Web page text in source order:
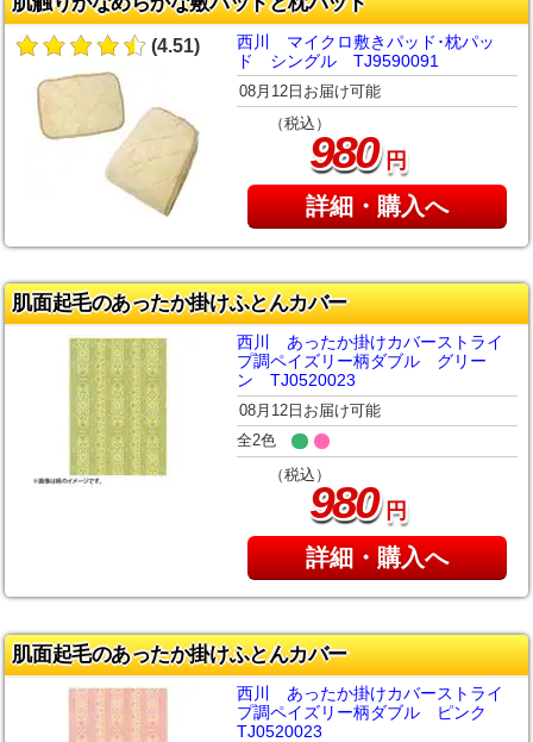
(4.51)
西川 マイクロ敷きパッド･枕パッ
ド シングル TJ9590091
08月12日お届け可能
（税込）
980円
詳細・購入へ
肌面起毛のあったか掛けふとんカバー
西川 あったか掛けカバーストライ
プ調ペイズリー柄ダブル グリー
ン TJ0520023
08月12日お届け可能
全2色
（税込）
980円
詳細・購入へ
肌面起毛のあったか掛けふとんカバー
西川 あったか掛けカバーストライ
プ調ペイズリー柄ダブル ピンク
TJ0520023